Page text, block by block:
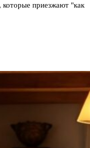
приезжают "как